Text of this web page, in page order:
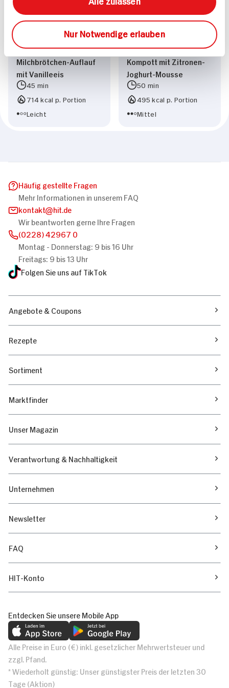
Nur Notwendige erlauben
Rhabarber-
Milchbrötchen-Auflauf
mit Vanilleeis
45 min
714 kcal p. Portion
Leicht
Erdbeer-Rhabarber-
Kompott mit Zitronen-
Joghurt-Mousse
50 min
495 kcal p. Portion
Mittel
Häufig gestellte Fragen
Mehr Informationen in unserem FAQ
kontakt
hit.de
Wir beantworten gerne Ihre Fragen
(0228) 42967 0
Montag - Donnerstag: 9 bis 16 Uhr
Freitags: 9 bis 13 Uhr
Folgen Sie uns auf TikTok
Angebote & Coupons
Rezepte
Sortiment
Marktfinder
Unser Magazin
Verantwortung & Nachhaltigkeit
Unternehmen
Newsletter
FAQ
HIT-Konto
Entdecken Sie unsere Mobile App
Alle Preise in Euro (€) inkl. gesetzlicher Mehrwertsteuer und
zzgl. Pfand.
* Wiederholt günstig: Unser günstigster Preis der letzten 30
Tage (Aktion)